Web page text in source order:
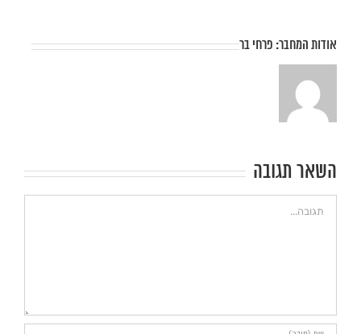
אודות המחבר: פרחי בר
השאר תגובה